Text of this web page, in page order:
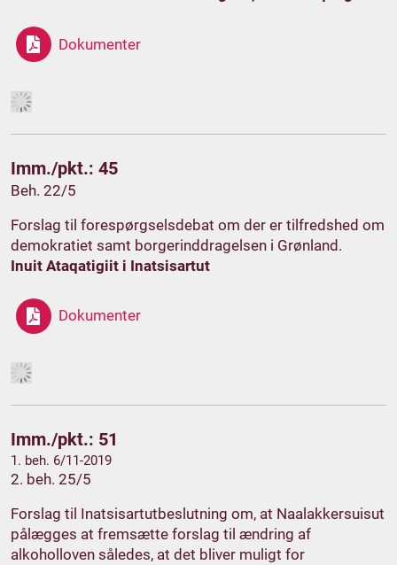
Dokumenter
Imm./pkt.: 45
Beh. 22/5
Forslag til forespørgselsdebat om der er tilfredshed om
demokratiet samt borgerinddragelsen i Grønland.
Inuit Ataqatigiit i Inatsisartut
Dokumenter
Imm./pkt.: 51
1. beh. 6/11-2019
2. beh. 25/5
Forslag til Inatsisartutbeslutning om, at Naalakkersuisut
pålægges at fremsætte forslag til ændring af
alkoholloven således, at det bliver muligt for